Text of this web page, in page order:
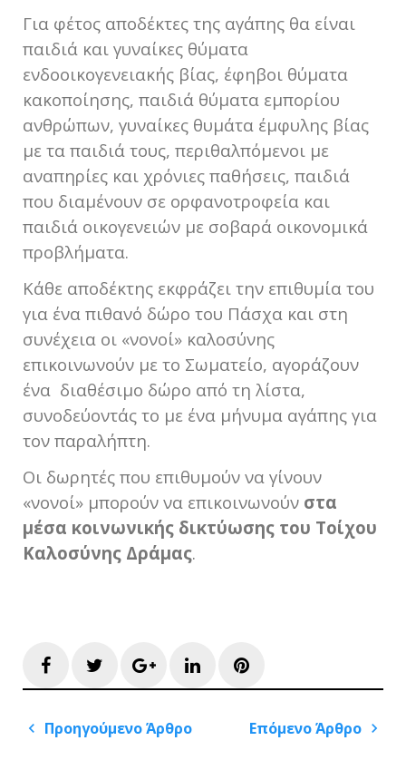
Για φέτος αποδέκτες της αγάπης θα είναι
παιδιά και γυναίκες θύματα
ενδοοικογενειακής βίας, έφηβοι θύματα
κακοποίησης, παιδιά θύματα εμπορίου
ανθρώπων, γυναίκες θυμάτα έμφυλης βίας
με τα παιδιά τους, περιθαλπόμενοι με
αναπηρίες και χρόνιες παθήσεις, παιδιά
που διαμένουν σε ορφανοτροφεία και
παιδιά οικογενειών με σοβαρά οικονομικά
προβλήματα.
Κάθε αποδέκτης εκφράζει την επιθυμία του
για ένα πιθανό δώρο του Πάσχα και στη
συνέχεια οι «νονοί» καλοσύνης
επικοινωνούν με το Σωματείο, αγοράζουν
ένα διαθέσιμο δώρο από τη λίστα,
συνοδεύοντάς το με ένα μήνυμα αγάπης για
τον παραλήπτη.
Οι δωρητές που επιθυμούν να γίνουν
«νονοί» μπορούν να επικοινωνούν στα
μέσα κοινωνικής δικτύωσης του Τοίχου
Καλοσύνης Δράμας.
FacebookTwitterGoogle+LinkedInPinterest
Πλοήγηση
Προηγούμενο Άρθρο
Επόμενο Άρθρο